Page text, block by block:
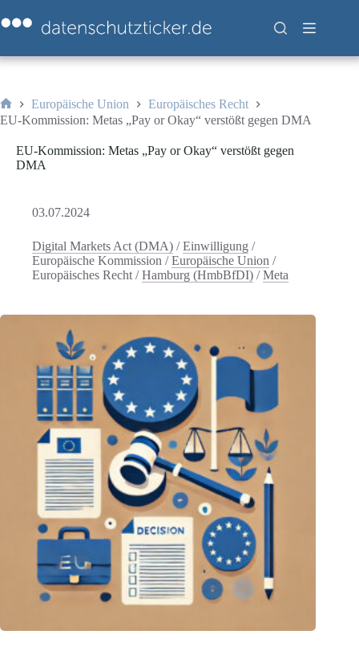
Inhalt
springen
Start
Europäische Union
Europäisches Recht
EU-Kommission: Metas „Pay or Okay“ verstößt gegen DMA
EU-Kommission: Metas „Pay or Okay“ verstößt gegen
DMA
03.07.2024
Digital Markets Act (DMA) /Einwilligung /
Europäische Kommission /Europäische Union /
Europäisches Recht /Hamburg (HmbBfDI) /Meta